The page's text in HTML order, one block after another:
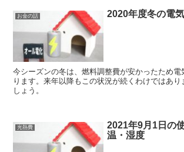
お金の話 2020年度冬の電
今シーズンの冬は、燃料調整費が安かったため電
ります。来年以降もこの状況が続くわけではあり
しょう。
光熱費
2021年9月1日の
温・湿度